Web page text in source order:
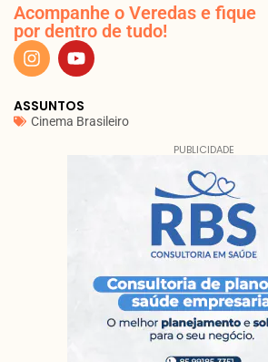
Acompanhe o Veredas e fique
por dentro de tudo!
ASSUNTOS
Cinema Brasileiro
PUBLICIDADE